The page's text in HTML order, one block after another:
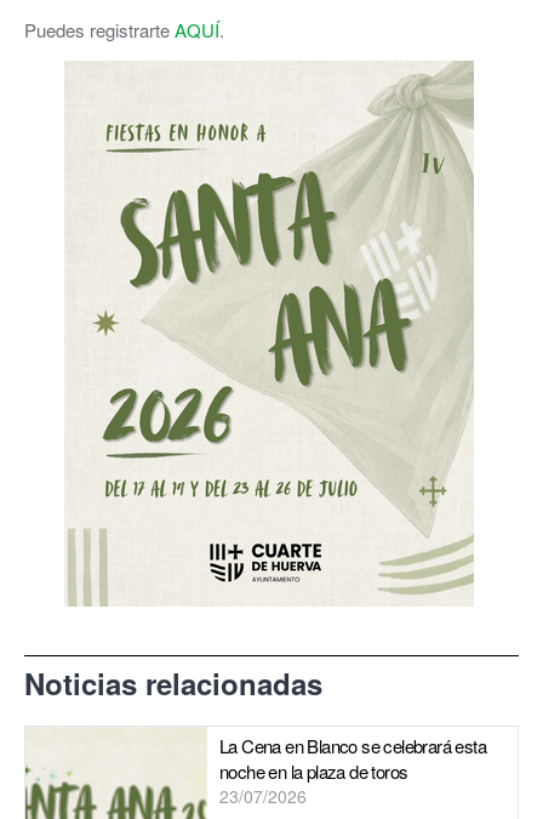
Puedes registrarteAQUÍ.
Noticias relacionadas
La Cena en Blanco se celebrará esta
noche en la plaza de toros
23/07/2026